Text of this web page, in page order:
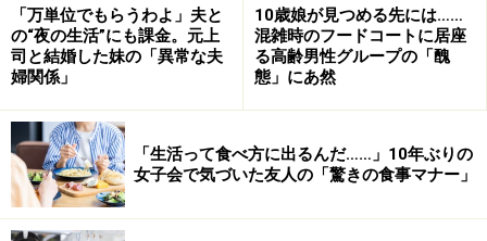
「万単位でもらうわよ」夫と
の“夜の生活”にも課金。元上
司と結婚した妹の「異常な夫
婦関係」
10歳娘が見つめる先には……
混雑時のフードコートに居座
る高齢男性グループの「醜
態」にあ然
「生活って食べ方に出るんだ……」10年ぶりの
女子会で気づいた友人の「驚きの食事マナー」